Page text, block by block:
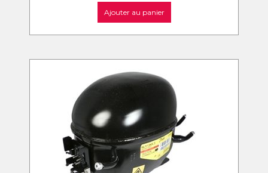
Ajouter au panier